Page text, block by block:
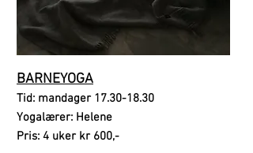
BARNEYOGA
Tid: mandager 17.30-18.30
Yogalærer: Helene
Pris: 4 uker kr 600,-